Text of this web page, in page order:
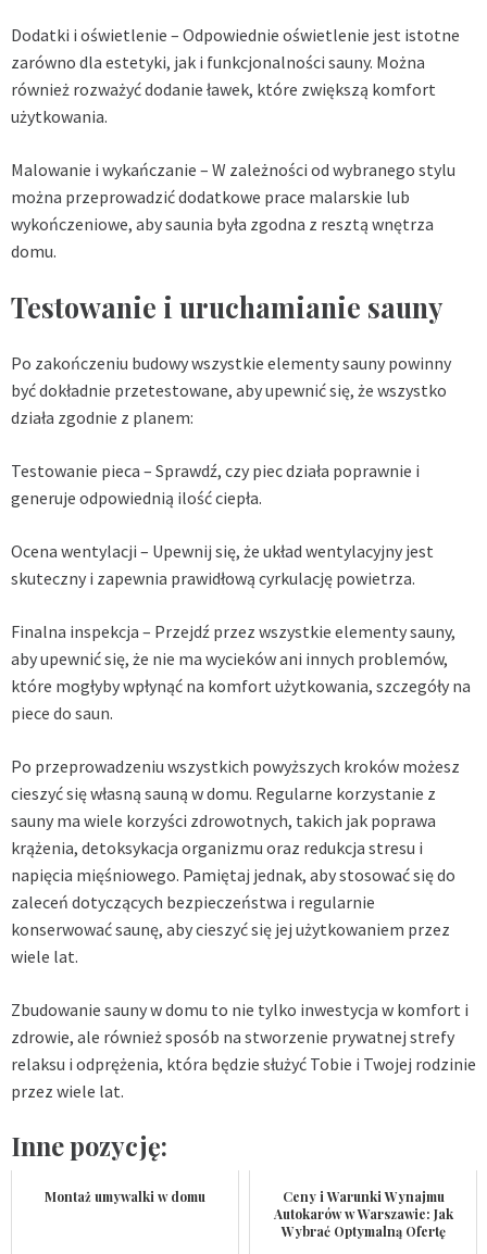
Dodatki i oświetlenie – Odpowiednie oświetlenie jest istotne
zarówno dla estetyki, jak i funkcjonalności sauny. Można
również rozważyć dodanie ławek, które zwiększą komfort
użytkowania.
Malowanie i wykańczanie – W zależności od wybranego stylu
można przeprowadzić dodatkowe prace malarskie lub
wykończeniowe, aby saunia była zgodna z resztą wnętrza
domu.
Testowanie i uruchamianie sauny
Po zakończeniu budowy wszystkie elementy sauny powinny
być dokładnie przetestowane, aby upewnić się, że wszystko
działa zgodnie z planem:
Testowanie pieca – Sprawdź, czy piec działa poprawnie i
generuje odpowiednią ilość ciepła.
Ocena wentylacji – Upewnij się, że układ wentylacyjny jest
skuteczny i zapewnia prawidłową cyrkulację powietrza.
Finalna inspekcja – Przejdź przez wszystkie elementy sauny,
aby upewnić się, że nie ma wycieków ani innych problemów,
które mogłyby wpłynąć na komfort użytkowania, szczegóły na
piece do saun.
Po przeprowadzeniu wszystkich powyższych kroków możesz
cieszyć się własną sauną w domu. Regularne korzystanie z
sauny ma wiele korzyści zdrowotnych, takich jak poprawa
krążenia, detoksykacja organizmu oraz redukcja stresu i
napięcia mięśniowego. Pamiętaj jednak, aby stosować się do
zaleceń dotyczących bezpieczeństwa i regularnie
konserwować saunę, aby cieszyć się jej użytkowaniem przez
wiele lat.
Zbudowanie sauny w domu to nie tylko inwestycja w komfort i
zdrowie, ale również sposób na stworzenie prywatnej strefy
relaksu i odprężenia, która będzie służyć Tobie i Twojej rodzinie
przez wiele lat.
Inne pozycję:
Montaż umywalki w domu
Ceny i Warunki Wynajmu
Autokarów w Warszawie: Jak
Wybrać Optymalną Ofertę